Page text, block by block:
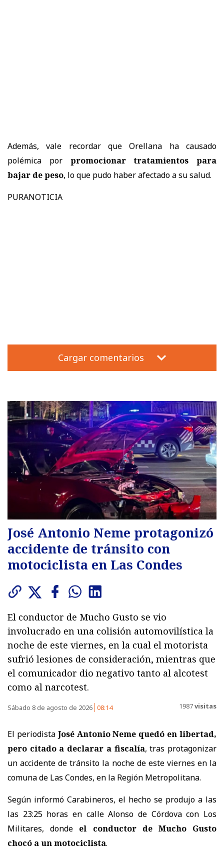
Además, vale recordar que Orellana ha causado
polémica por promocionar tratamientos para
bajar de peso, lo que pudo haber afectado a su salud.
PURANOTICIA
Cargar comentarios
José Antonio Neme protagonizó
accidente de tránsito con
motociclista en Las Condes
El conductor de Mucho Gusto se vio
involucrado en una colisión automovilística la
noche de este viernes, en la cual el motorista
sufrió lesiones de consideración, mientras que
el comunicador dio negativo tanto al alcotest
como al narcotest.
Sábado 8 de agosto de 2026 08:14 1987visitas
El periodista José Antonio Neme quedó en libertad,
pero citado a declarar a fiscalía, tras protagonizar
un accidente de tránsito la noche de este viernes en la
comuna de Las Condes, en la Región Metropolitana.
Según informó Carabineros, el hecho se produjo a las
las 23:25 horas en calle Alonso de Córdova con Los
Militares, donde el conductor de Mucho Gusto
chocó a un motociclista.